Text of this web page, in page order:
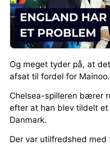
Og meget tyder på, at
afsat til fordel for Mainoo.
Chelsea-spilleren bærer
efter at han blev tildelt
Danmark.
Der var utilfredshed med